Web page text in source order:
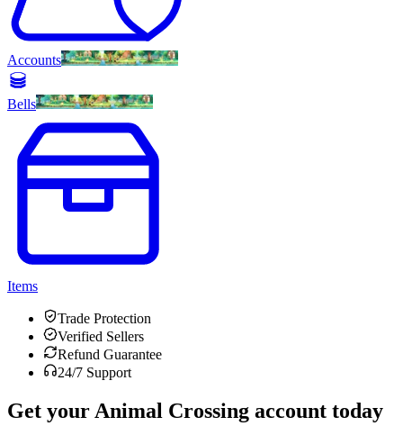
Accounts
Bells
Items
Trade Protection
Verified Sellers
Refund Guarantee
24/7 Support
Get your Animal Crossing account today